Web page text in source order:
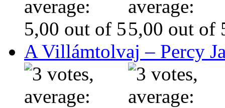
A Villámtolvaj – Percy